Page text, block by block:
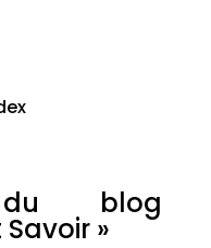
du blog
»